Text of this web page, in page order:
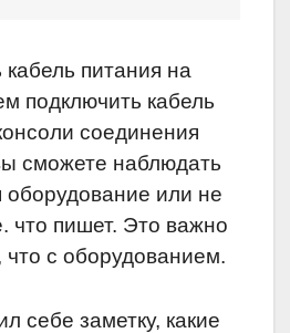
питания на
подключить кабель
соединения
сможете наблюдать
оборудование или не
что пишет. Это важно
с оборудованием.
себе заметку, какие